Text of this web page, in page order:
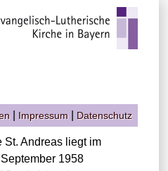
Impressum Datenschutz
Andreas liegt im
1958